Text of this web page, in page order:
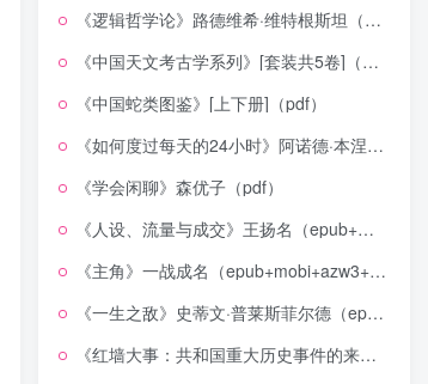
《逻辑哲学论》路德维希·维特根斯坦（epub+mobi+azw3+pdf）
《中国天文考古学系列》[套装共5卷]（epub+mobi+azw3+pdf）
《中国蛇类图鉴》[上下册]（pdf）
《如何度过每天的24小时》阿诺德·本涅特（epub+mobi+azw3+pdf）
《学会闲聊》森优子（pdf）
《人设、流量与成交》王扬名（epub+mobi+azw3+pdf）
《主角》一战成名（epub+mobi+azw3+pdf）
《一生之敌》史蒂文·普莱斯菲尔德（epub+mobi+azw3+pdf）
《红墙大事：共和国重大历史事件的来龙去脉》（全二册）（pdf）